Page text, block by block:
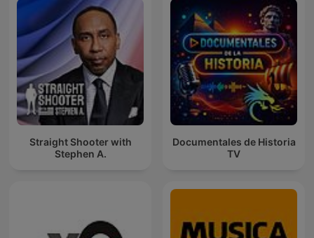
Straight Shooter with
Stephen A.
Documentales de Historia
TV